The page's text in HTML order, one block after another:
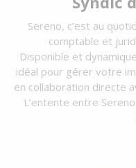
Sereno, c’est au
comptable et
Disponible et
idéal pour gérer votre
en collaboration directe
L’entente entre